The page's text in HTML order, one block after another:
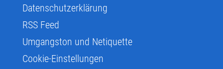
Datenschutzerklärung
RSS Feed
Umgangston und Netiquette
Cookie-Einstellungen